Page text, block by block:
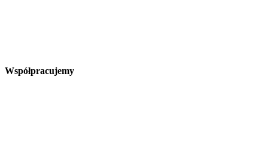
Współpracujemy